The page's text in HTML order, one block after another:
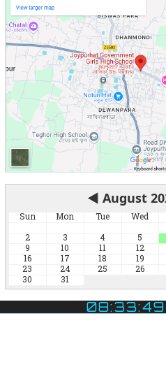
◀ August
Sun Mon Tue Wed
2
3 4 5
9
10 11 12
16
17 18 19
23
24 25 26
30
31
08:33:49